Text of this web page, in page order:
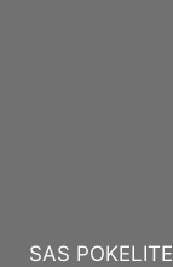
SAS POKELITE